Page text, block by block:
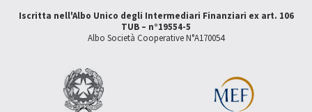
Iscritta nell'Albo Unico degli Intermediari Finanziari ex art. 106
TUB – n°19554-5
Albo Società Cooperative N°A170054